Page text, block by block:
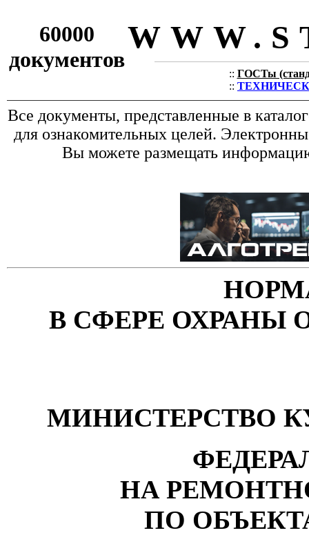
60000
документов
:: ГОСТы
::
Все документы, представленные в
для ознакомительных целей.
Вы можете размещать
В СФЕРЕ ОХРАНЫ
МИНИСТЕРСТВО
НА РЕМОНТН
ПО